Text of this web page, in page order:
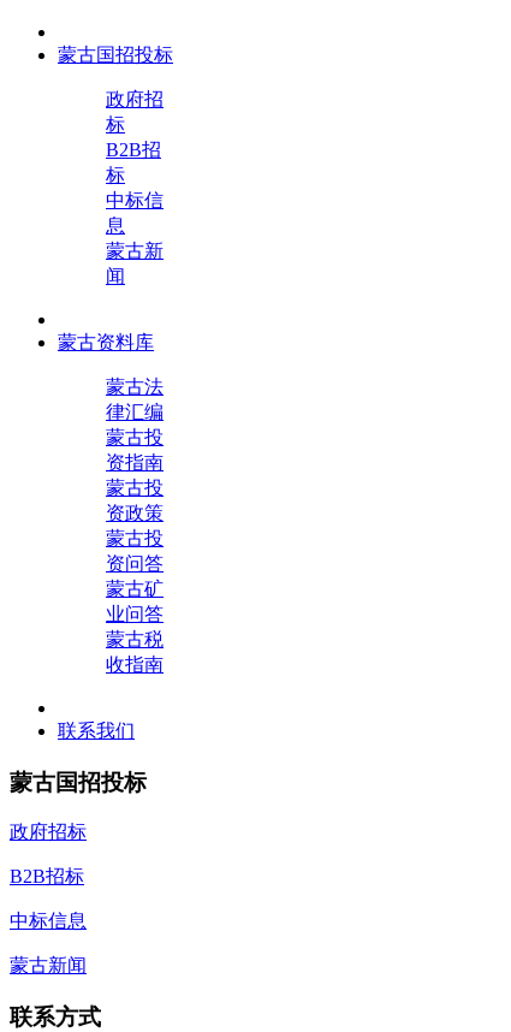
蒙古国招投标
政府招
标
B2B招
标
中标信
息
蒙古新
闻
蒙古资料库
蒙古法
律汇编
蒙古投
资指南
蒙古投
资政策
蒙古投
资问答
蒙古矿
业问答
蒙古税
收指南
联系我们
蒙古国招投标
政府招标
B2B招标
中标信息
蒙古新闻
联系方式